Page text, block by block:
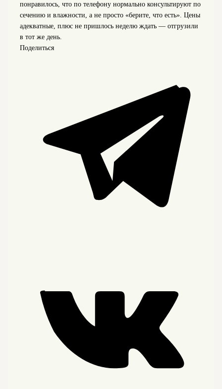
понравилось, что по телефону нормально консультируют по
сечению и влажности, а не просто «берите, что есть». Цены
адекватные, плюс не пришлось неделю ждать — отгрузили
в тот же день.
Поделиться